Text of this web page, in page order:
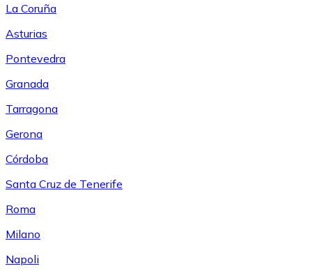
La Coruña
Asturias
Pontevedra
Granada
Tarragona
Gerona
Córdoba
Santa Cruz de Tenerife
Roma
Milano
Napoli